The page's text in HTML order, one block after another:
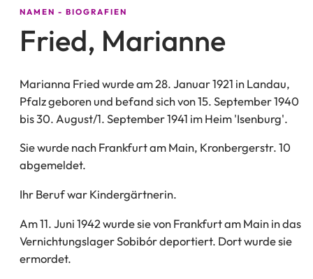
NAMEN - BIOGRAFIEN
Fried, Marianne
Marianna Fried wurde am 28. Januar 1921 in Landau,
Pfalz geboren und befand sich von 15. September 1940
bis 30. August/1. September 1941 im Heim 'Isenburg'.
Sie wurde nach Frankfurt am Main, Kronbergerstr. 10
abgemeldet.
Ihr Beruf war Kindergärtnerin.
Am 11. Juni 1942 wurde sie von Frankfurt am Main in das
Vernichtungslager Sobibór deportiert. Dort wurde sie
ermordet.